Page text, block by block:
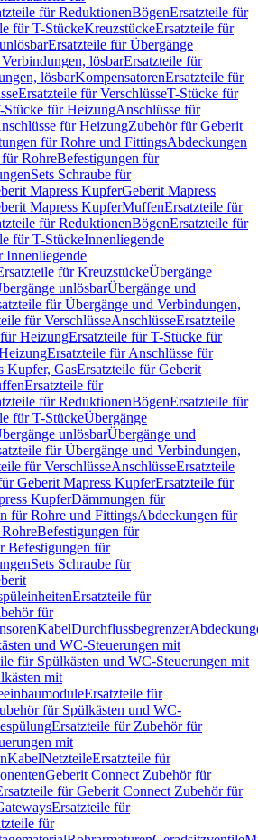
für ReduktionenBögenErsatzteile für
für T-StückeKreuzstückeErsatzteile für
Ersatzteile für Übergänge
lösbarErsatzteile für
lösbarKompensatorenErsatzteile für
Ersatzteile für VerschlüsseT-Stücke für
Stücke für HeizungAnschlüsse für
für HeizungZubehör für Geberit
für Rohre und FittingsAbdeckungen
RohreBefestigungen für
Sets Schraube für
Mapress KupferGeberit Mapress
Mapress KupferMuffenErsatzteile für
für ReduktionenBögenErsatzteile für
für T-StückeInnenliegende
Innenliegende
für KreuzstückeÜbergänge
unlösbarÜbergänge und
für Übergänge und Verbindungen,
für VerschlüsseAnschlüsseErsatzteile
HeizungErsatzteile für T-Stücke für
Ersatzteile für Anschlüsse für
Kupfer, GasErsatzteile für Geberit
Ersatzteile für
für ReduktionenBögenErsatzteile für
für T-StückeÜbergänge
unlösbarÜbergänge und
für Übergänge und Verbindungen,
für VerschlüsseAnschlüsseErsatzteile
Geberit Mapress KupferErsatzteile für
KupferDämmungen für
für Rohre und FittingsAbdeckungen für
Befestigungen für
Befestigungen für
Sets Schraube für
Ersatzteile für
für
KabelDurchflussbegrenzer
und WC-Steuerungen mit
für Spülkästen und WC-Steuerungen mit
mit
Ersatzteile für
für Spülkästen und WC-
Ersatzteile für Zubehör für
mit
KabelNetzteileErsatzteile für
Geberit Connect Zubehör für
für Geberit Connect Zubehör für
Ersatzteile für
für